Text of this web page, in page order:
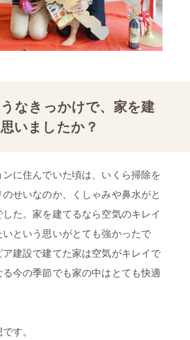
なきっかけで、家を建
いましたか？
に住んでいた頃は、いくら掃除を
のせいなのか、くしゃみや鼻水がと
した。家を建てるなら空気のキレイ
いという思いがとても強かったで
建設で建てた家は空気がキレイで
今の季節でも家の中はとても快適
す。